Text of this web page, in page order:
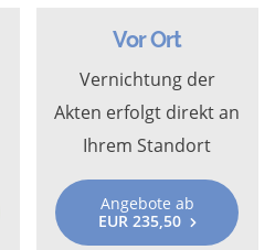
Vor Ort
Vernichtung der
Akten erfolgt direkt an
Ihrem Standort
Angebote ab
EUR 235,50